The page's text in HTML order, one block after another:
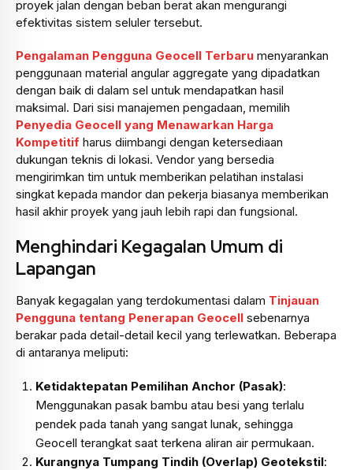
proyek jalan dengan beban berat akan mengurangi
efektivitas sistem seluler tersebut.
Pengalaman Pengguna Geocell Terbaru menyarankan
penggunaan material angular aggregate yang dipadatkan
dengan baik di dalam sel untuk mendapatkan hasil
maksimal. Dari sisi manajemen pengadaan, memilih
Penyedia Geocell yang Menawarkan Harga
Kompetitif harus diimbangi dengan ketersediaan
dukungan teknis di lokasi. Vendor yang bersedia
mengirimkan tim untuk memberikan pelatihan instalasi
singkat kepada mandor dan pekerja biasanya memberikan
hasil akhir proyek yang jauh lebih rapi dan fungsional.
Menghindari Kegagalan Umum di
Lapangan
Banyak kegagalan yang terdokumentasi dalam Tinjauan
Pengguna tentang Penerapan Geocell sebenarnya
berakar pada detail-detail kecil yang terlewatkan. Beberapa
di antaranya meliputi:
Ketidaktepatan Pemilihan Anchor (Pasak):
Menggunakan pasak bambu atau besi yang terlalu
pendek pada tanah yang sangat lunak, sehingga
Geocell terangkat saat terkena aliran air permukaan.
Kurangnya Tumpang Tindih (Overlap) Geotekstil: